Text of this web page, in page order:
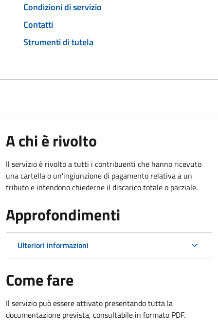
Condizioni di servizio
Contatti
Strumenti di tutela
A chi è rivolto
Il servizio è rivolto a tutti i contribuenti che hanno ricevuto
una cartella o un'ingiunzione di pagamento relativa a un
tributo e intendono chiederne il discarico totale o parziale.
Approfondimenti
Ulteriori informazioni
Come fare
Il servizio può essere attivato presentando tutta la
documentazione prevista, consultabile in formato PDF.